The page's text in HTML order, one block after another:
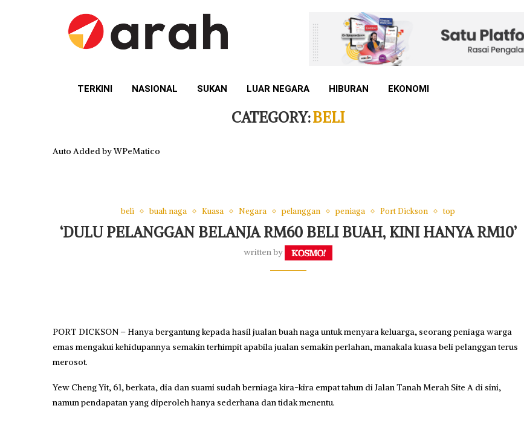
TERKINI NASIONAL SUKAN LUAR NEGARA HIBURAN EKONOMI
CATEGORY:BELI
Auto Added by WPeMatico
beli buah naga Kuasa Negara pelanggan peniaga Port Dickson top
‘DULU PELANGGAN BELANJA RM60 BELI BUAH, KINI HANYA RM10’
written by
PORT DICKSON – Hanya bergantung kepada hasil jualan buah naga untuk menyara keluarga, seorang peniaga warga
emas me­ngakui kehidupannya semakin terhimpit apabila jualan semakin perlahan, manakala kuasa beli pelanggan terus
merosot.
Yew Cheng Yit, 61, berkata, dia dan suami sudah berniaga kira-kira empat tahun di Jalan Tanah Merah Site A di sini,
namun pendapatan yang diperoleh hanya sederhana dan tidak menentu.